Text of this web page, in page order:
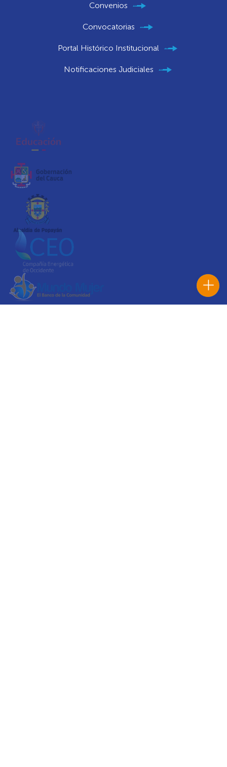
Convenios
Convocatorias
Portal Histórico Institucional
Notificaciones Judiciales